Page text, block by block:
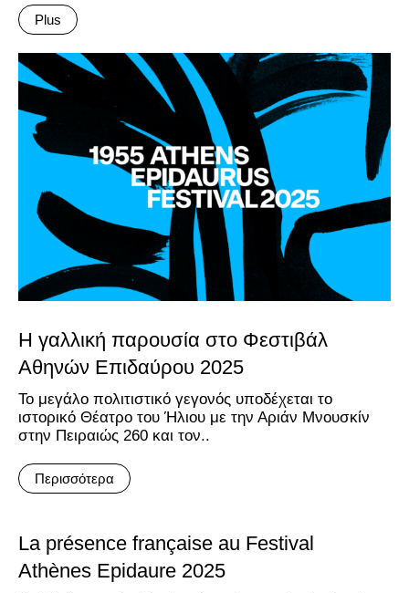
Plus
Η γαλλική παρουσία στο Φεστιβάλ
Αθηνών Επιδαύρου 2025
Το μεγάλο πολιτιστικό γεγονός υποδέχεται το
ιστορικό Θέατρο του Ήλιου με την Αριάν Μνουσκίν
στην Πειραιώς 260 και τον..
Περισσότερα
La présence française au Festival
Athènes Epidaure 2025